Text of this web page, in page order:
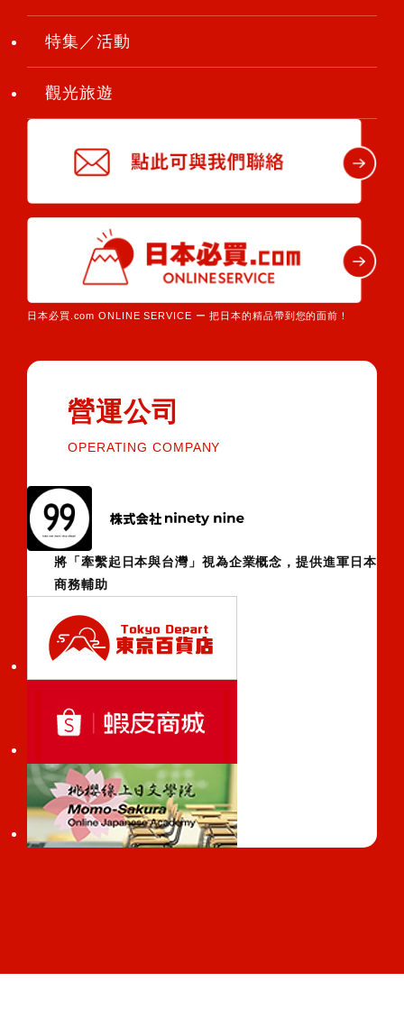
特集／活動
觀光旅遊
日本必買.com ONLINE SERVICE ー 把日本的精品帶到您的面前！
營運公司
OPERATING COMPANY
將「牽繫起日本與台灣」視為企業概念，提供進軍日本
商務輔助